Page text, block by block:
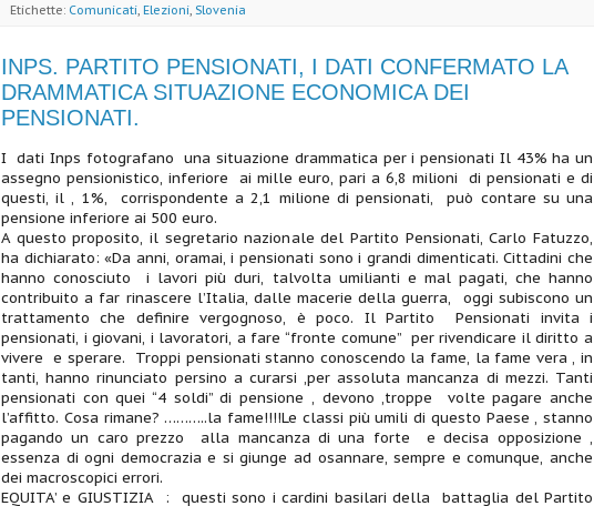
Etichette: Comunicati Elezioni Slovenia
INPS. PARTITO PENSIONATI, I DATI CONFERMATO LA
DRAMMATICA SITUAZIONE ECONOMICA DEI
PENSIONATI.
I dati Inps fotografano una situazione drammatica per i pensionati Il 43% ha un
assegno pensionistico, inferiore ai mille euro, pari a 6,8 milioni di pensionati e di
questi, il , 1%, corrispondente a 2,1 milione di pensionati, può contare su una
pensione inferiore ai 500 euro.
A questo proposito, il segretario nazionale del Partito Pensionati, Carlo Fatuzzo,
ha dichiarato: «Da anni, oramai, i pensionati sono i grandi dimenticati. Cittadini che
hanno conosciuto i lavori più duri, talvolta umilianti e mal pagati, che hanno
contribuito a far rinascere l’Italia, dalle macerie della guerra, oggi subiscono un
trattamento che definire vergognoso, è poco. Il Partito Pensionati invita i
pensionati, i giovani, i lavoratori, a fare “fronte comune” per rivendicare il diritto a
vivere e sperare. Troppi pensionati stanno conoscendo la fame, la fame vera , in
tanti, hanno rinunciato persino a curarsi ,per assoluta mancanza di mezzi. Tanti
pensionati con quei “4 soldi” di pensione , devono ,troppe volte pagare anche
l’affitto. Cosa rimane? ………..la fame!!!!Le classi più umili di questo Paese , stanno
pagando un caro prezzo alla mancanza di una forte e decisa opposizione ,
essenza di ogni democrazia e si giunge ad osannare, sempre e comunque, anche
dei macroscopici errori.
EQUITA’ e GIUSTIZIA : questi sono i cardini basilari della battaglia del Partito